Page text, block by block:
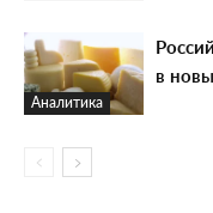
Аналитика
в